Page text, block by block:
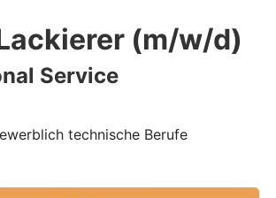
(m/w/d)
Service
technische Berufe